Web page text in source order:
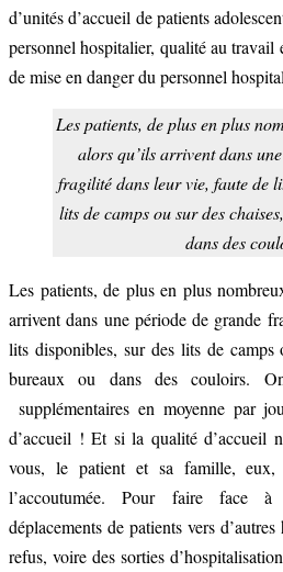
d’unités d’accueil de patients
personnel hospitalier, qualité au travail
de mise en danger du personnel
Les patients, de plus en plus
alors qu’ils arrivent dans
fragilité dans leur vie, faute de
lits de camps ou sur des
dans des
Les patients, de plus en plus
arrivent dans une période de grande
lits disponibles, sur des lits de camps
bureaux ou dans des couloirs.
supplémentaires en moyenne par
d’accueil ! Et si la qualité d’accueil
vous, le patient et sa famille,
l’accoutumée. Pour faire face à
déplacements de patients vers
refus, voire des sorties